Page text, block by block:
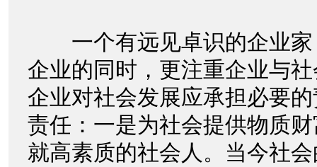
一个有远见卓识的企业家
企业的同时，更注重企业与
企业对社会发展应承担必要
责任：一是为社会提供物质
就高素质的社会人。当今社